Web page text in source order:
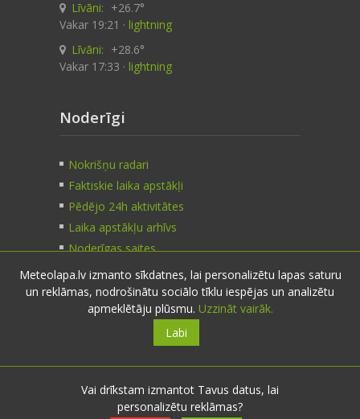
Līvāni: +26.7°
Vakar 19:21 · lightning
Līvāni: +28.6°
Vakar 17:33 · lightning
Noderīgi
Nokrišņu radari
Faktiskie laika apstākļi
Pēdējo 24h aktivitātes
Laika apstākļu arhīvs
Noderīgas saites
Kontakti
nosūti ziņu
Seko mums
Meteolapa.lv izmanto sīkdatnes, lai personalizētu lapas saturu
un reklāmas, nodrošinātu sociālo tīklu iespējas un analizētu
apmeklētāju plūsmu. Uzzināt vairāk.
Labi
Vai drīkstam izmantot Tavus datus, lai
personalizētu reklāmas?